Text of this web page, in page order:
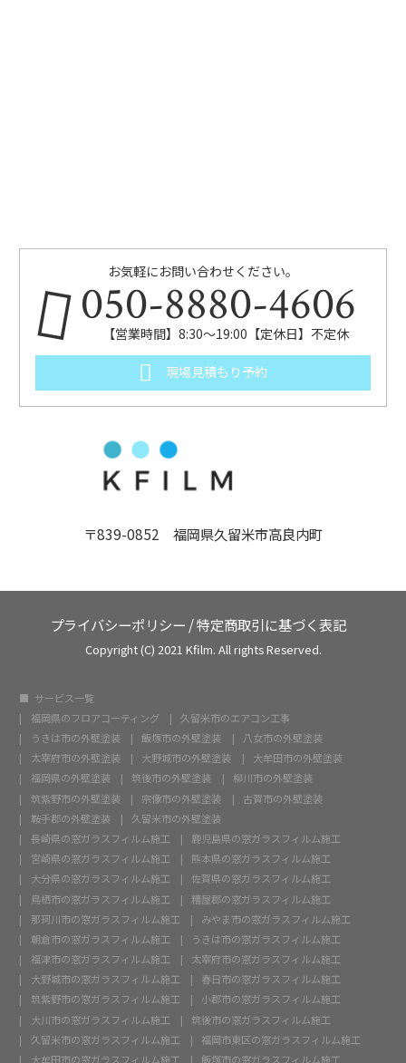
お気軽にお問い合わせください。
050-8880-4606
【営業時間】8:30～19:00【定休日】不定休
現場見積もり予約
〒839-0852 福岡県久留米市高良内町
プライバシーポリシー /特定商取引に基づく表記
Copyright (C) 2021 Kfilm. All rights Reserved.
サービス一覧
福岡県のフロアコーティング
久留米市のエアコン工事
うきは市の外壁塗装
飯塚市の外壁塗装
八女市の外壁塗装
太宰府市の外壁塗装
大野城市の外壁塗装
大牟田市の外壁塗装
福岡県の外壁塗装
筑後市の外壁塗装
柳川市の外壁塗装
筑紫野市の外壁塗装
宗像市の外壁塗装
古賀市の外壁塗装
鞍手郡の外壁塗装
久留米市の外壁塗装
長崎県の窓ガラスフィルム施工
鹿児島県の窓ガラスフィルム施工
宮崎県の窓ガラスフィルム施工
熊本県の窓ガラスフィルム施工
大分県の窓ガラスフィルム施工
佐賀県の窓ガラスフィルム施工
鳥栖市の窓ガラスフィルム施工
糟屋郡の窓ガラスフィルム施工
那珂川市の窓ガラスフィルム施工
みやま市の窓ガラスフィルム施工
朝倉市の窓ガラスフィルム施工
うきは市の窓ガラスフィルム施工
福津市の窓ガラスフィルム施工
太宰府市の窓ガラスフィルム施工
大野城市の窓ガラスフィルム施工
春日市の窓ガラスフィルム施工
筑紫野市の窓ガラスフィルム施工
小郡市の窓ガラスフィルム施工
大川市の窓ガラスフィルム施工
筑後市の窓ガラスフィルム施工
久留米市の窓ガラスフィルム施工
福岡市東区の窓ガラスフィルム施工
大牟田市の窓ガラスフィルム施工
飯塚市の窓ガラスフィルム施工